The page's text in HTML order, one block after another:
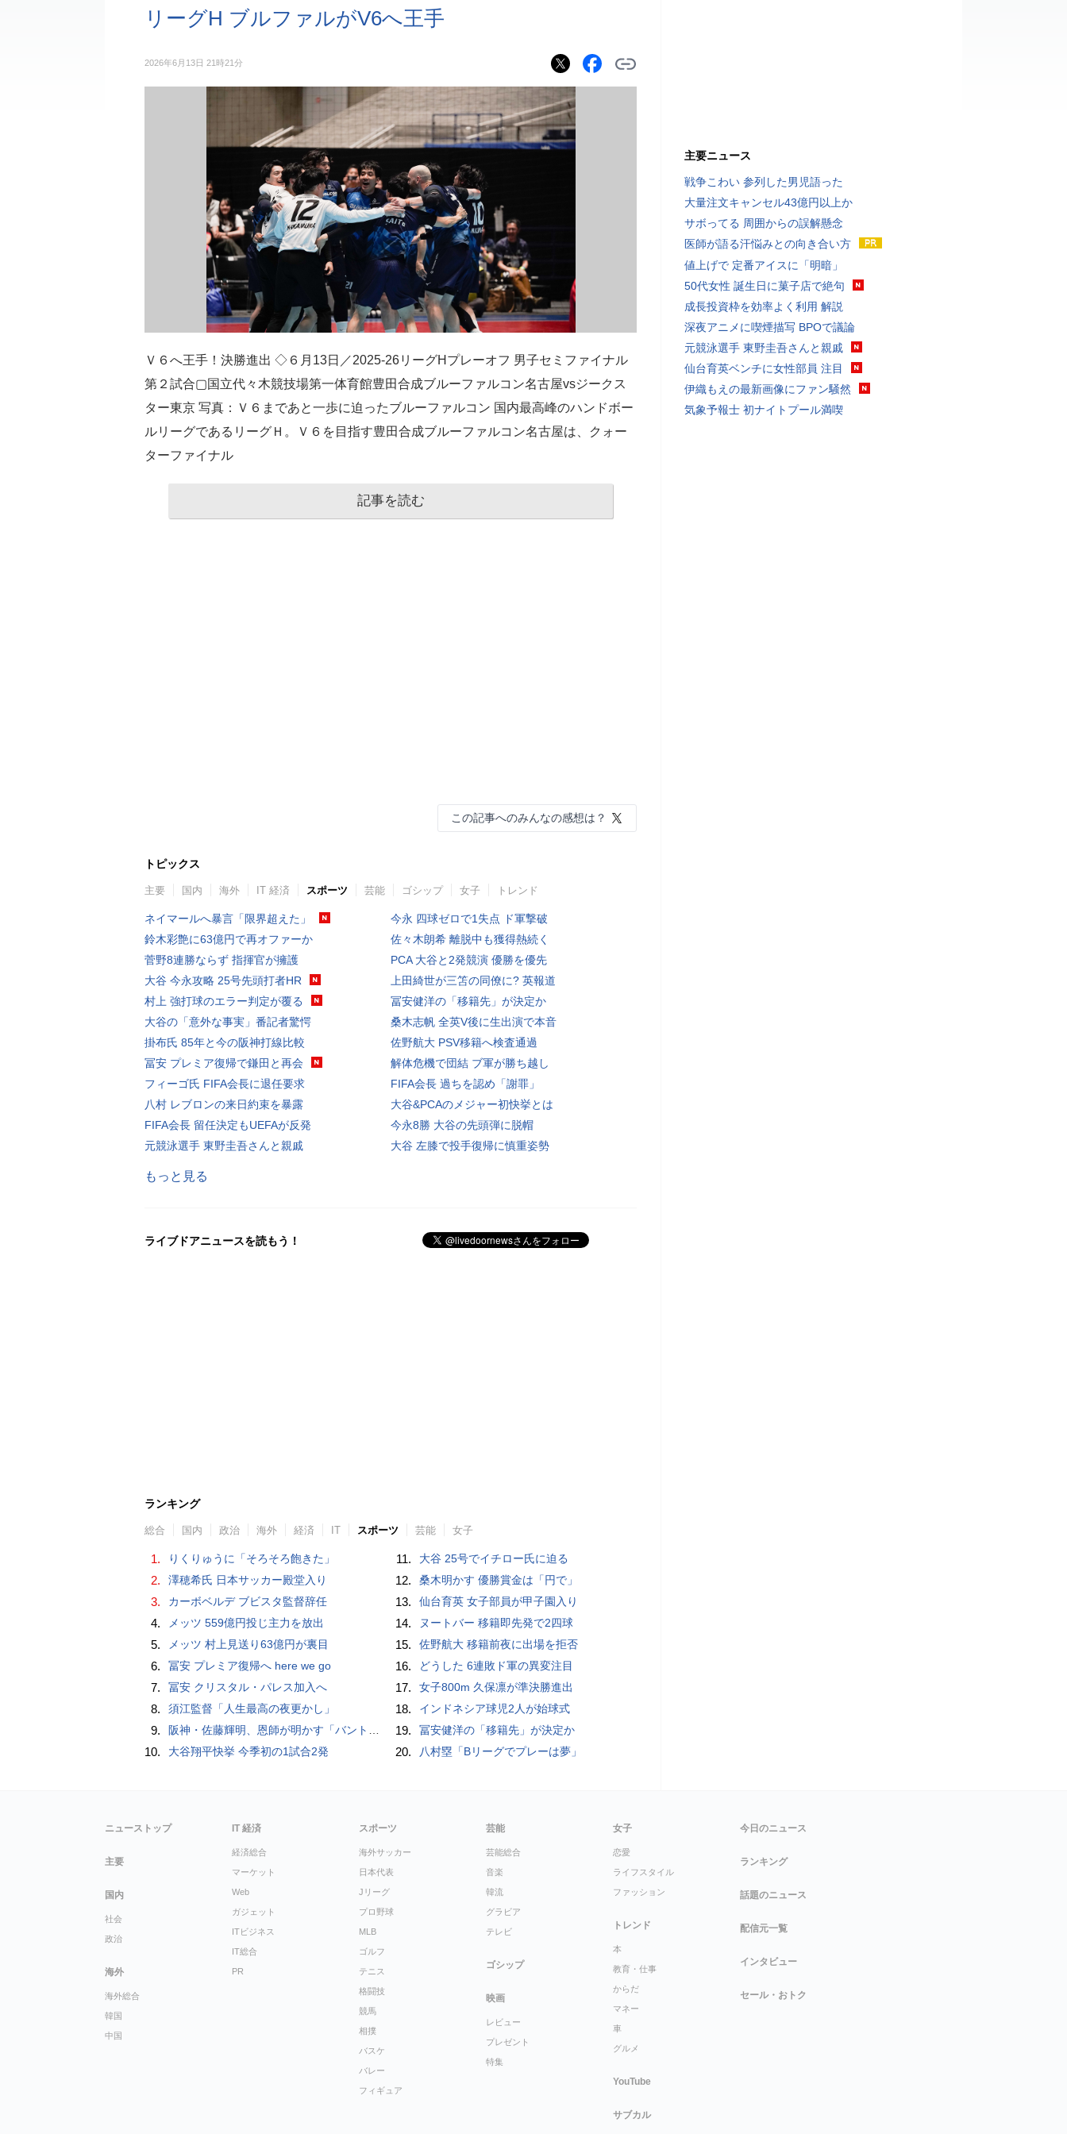
リーグH ブルファルがV6へ王手
2026年6月13日 21時21分
Ｖ６へ王手！決勝進出 ◇６月13日／2025-26リーグHプレーオフ 男子セミファイナル
第２試合▢国立代々木競技場第一体育館豊田合成ブルーファルコン名古屋vsジークス
ター東京 写真：Ｖ６まであと一歩に迫ったブルーファルコン 国内最高峰のハンドボー
ルリーグであるリーグＨ。Ｖ６を目指す豊田合成ブルーファルコン名古屋は、クォー
ターファイナル
記事を読む
この記事へのみんなの感想は？
トピックス
主要 国内 海外 IT 経済 スポーツ 芸能 ゴシップ 女子 トレンド
ネイマールへ暴言「限界超えた」
鈴木彩艶に63億円で再オファーか
菅野8連勝ならず 指揮官が擁護
大谷 今永攻略 25号先頭打者HR
村上 強打球のエラー判定が覆る
大谷の「意外な事実」番記者驚愕
掛布氏 85年と今の阪神打線比較
冨安 プレミア復帰で鎌田と再会
フィーゴ氏 FIFA会長に退任要求
八村 レブロンの来日約束を暴露
FIFA会長 留任決定もUEFAが反発
元競泳選手 東野圭吾さんと親戚
今永 四球ゼロで1失点 ド軍撃破
佐々木朗希 離脱中も獲得熱続く
PCA 大谷と2発競演 優勝を優先
上田綺世が三笘の同僚に? 英報道
冨安健洋の「移籍先」が決定か
桑木志帆 全英V後に生出演で本音
佐野航大 PSV移籍へ検査通過
解体危機で団結 ブ軍が勝ち越し
FIFA会長 過ちを認め「謝罪」
大谷&PCAのメジャー初快挙とは
今永8勝 大谷の先頭弾に脱帽
大谷 左膝で投手復帰に慎重姿勢
もっと見る
ライブドアニュースを読もう！
ランキング
総合 国内 政治 海外 経済 IT スポーツ 芸能 女子
1. りくりゅうに「そろそろ飽きた」
2. 澤穂希氏 日本サッカー殿堂入り
3. カーボベルデ ブビスタ監督辞任
4. メッツ 559億円投じ主力を放出
5. メッツ 村上見送り63億円が裏目
6. 冨安 プレミア復帰へ here we go
7. 冨安 クリスタル・パレス加入へ
8. 須江監督「人生最高の夜更かし」
9. 阪神・佐藤輝明、恩師が明かす「バント拒否でホームラン」の“やんちゃ坊主”時代
10. 大谷翔平快挙 今季初の1試合2発
11. 大谷 25号でイチロー氏に迫る
12. 桑木明かす 優勝賞金は「円で」
13. 仙台育英 女子部員が甲子園入り
14. ヌートバー 移籍即先発で2四球
15. 佐野航大 移籍前夜に出場を拒否
16. どうした 6連敗ド軍の異変注目
17. 女子800m 久保凛が準決勝進出
18. インドネシア球児2人が始球式
19. 冨安健洋の「移籍先」が決定か
20. 八村塁「Bリーグでプレーは夢」
主要ニュース
戦争こわい 参列した男児語った
大量注文キャンセル43億円以上か
サボってる 周囲からの誤解懸念
医師が語る汗悩みとの向き合い方
値上げで 定番アイスに「明暗」
50代女性 誕生日に菓子店で絶句
成長投資枠を効率よく利用 解説
深夜アニメに喫煙描写 BPOで議論
元競泳選手 東野圭吾さんと親戚
仙台育英ベンチに女性部員 注目
伊織もえの最新画像にファン騒然
気象予報士 初ナイトプール満喫
ニューストップ
主要
国内
社会
政治
海外
海外総合
韓国
中国
IT 経済
経済総合
マーケット
Web
ガジェット
ITビジネス
IT総合
PR
スポーツ
海外サッカー
日本代表
Jリーグ
プロ野球
MLB
ゴルフ
テニス
格闘技
競馬
相撲
バスケ
バレー
フィギュア
芸能
芸能総合
音楽
韓流
グラビア
テレビ
ゴシップ
映画
レビュー
プレゼント
特集
女子
恋愛
ライフスタイル
ファッション
トレンド
本
教育・仕事
からだ
マネー
車
グルメ
YouTube
サブカル
今日のニュース
ランキング
話題のニュース
配信元一覧
インタビュー
セール・おトク